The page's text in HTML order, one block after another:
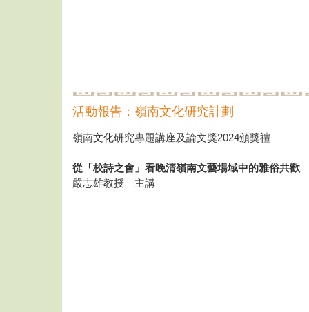
活動報告：嶺南文化研究計劃
嶺南文化研究專題講座及論文獎2024頒獎禮
從「校詩之會」看晚清嶺南文藝場域中的雅俗共歡
嚴志雄教授 主講